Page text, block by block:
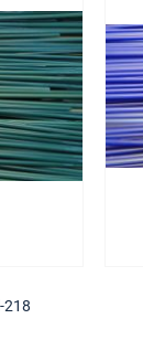
218